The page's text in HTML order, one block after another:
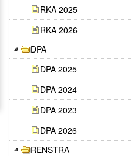
RKA 2025
RKA 2026
DPA
DPA 2025
DPA 2024
DPA 2023
DPA 2026
RENSTRA